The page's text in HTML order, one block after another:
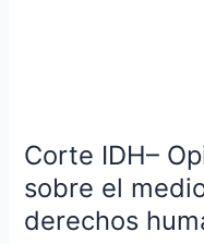
Corte IDH–
sobre el
derechos
Opinión
consultiva
sobre
el